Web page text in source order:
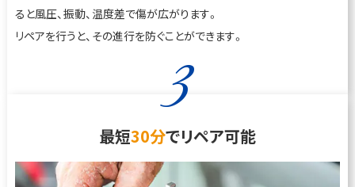
ると風圧、振動、温度差で傷が広がります。
リペアを行うと、その進行を防ぐことができます。
3
最短30分でリペア可能